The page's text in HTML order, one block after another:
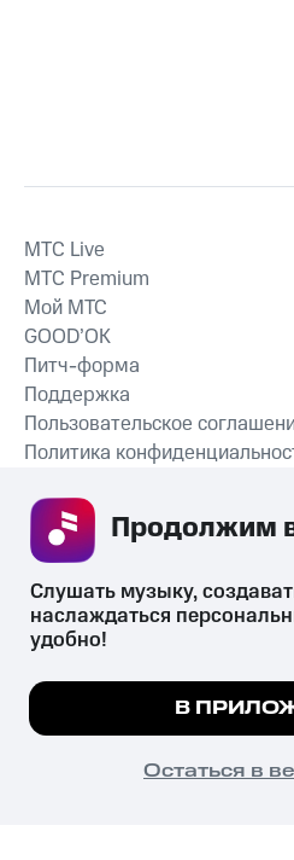
СКАЧАТЬ
MTС Live
MTС Premium
Мой МТС
GOOD’OK
Питч-форма
Поддержка
Пользовательское
Политика
психотропных веществ, их
их незаконный оборот запрещён и
законодательством
© 2026 ООО «КИОН».
Все права защищены
Мы используем куки,
Подробнее
Слушать музыку,
наслаждаться
удобно!
В
Остаться в